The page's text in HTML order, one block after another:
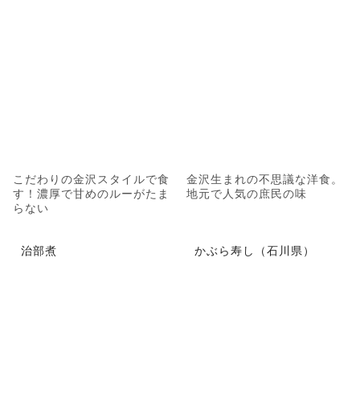
こだわりの金沢スタイルで食
す！濃厚で甘めのルーがたま
らない
金沢生まれの不思議な洋食。
地元で人気の庶民の味
治部煮 かぶら寿し（石川県）